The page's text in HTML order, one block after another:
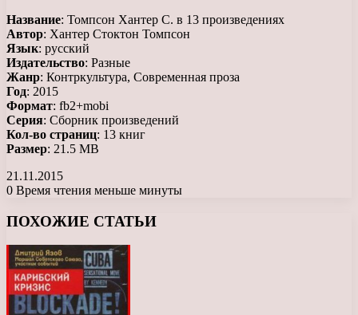
Название: Томпсон Хантер С. в 13 произведениях
Автор: Хантер Стоктон Томпсон
Язык: русский
Издательство: Разные
Жанр: Контркультура, Cовременная проза
Год: 2015
Формат: fb2+mobi
Серия: Сборник произведений
Кол-во страниц: 13 книг
Размер: 21.5 MB
21.11.2015
0 Время чтения меньше минуты
ПОХОЖИЕ СТАТЬИ